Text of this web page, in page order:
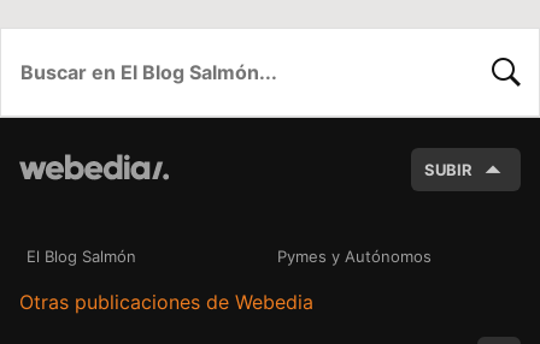
SUBIR
El Blog Salmón Pymes y Autónomos
Otras publicaciones de Webedia